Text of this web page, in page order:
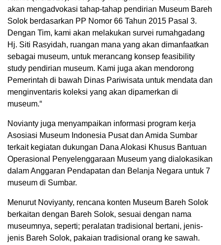
akan mengadvokasi tahap-tahap pendirian Museum Bareh
Solok berdasarkan PP Nomor 66 Tahun 2015 Pasal 3.
Dengan Tim, kami akan melakukan survei rumahgadang
Hj. Siti Rasyidah, ruangan mana yang akan dimanfaatkan
sebagai museum, untuk merancang konsep feasibility
study pendirian museum. Kami juga akan mendorong
Pemerintah di bawah Dinas Pariwisata untuk mendata dan
menginventaris koleksi yang akan dipamerkan di
museum.“
Novianty juga menyampaikan informasi program kerja
Asosiasi Museum Indonesia Pusat dan Amida Sumbar
terkait kegiatan dukungan Dana Alokasi Khusus Bantuan
Operasional Penyelenggaraan Museum yang dialokasikan
dalam Anggaran Pendapatan dan Belanja Negara untuk 7
museum di Sumbar.
Menurut Noviyanty, rencana konten Museum Bareh Solok
berkaitan dengan Bareh Solok, sesuai dengan nama
museumnya, seperti; peralatan tradisional bertani, jenis-
jenis Bareh Solok, pakaian tradisional orang ke sawah.